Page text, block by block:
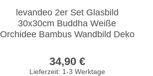
levandeo 2er Set Glasbild
30x30cm Buddha Weiße
Orchidee Bambus Wandbild Deko
34,90 €
Lieferzeit: 1-3 Werktage